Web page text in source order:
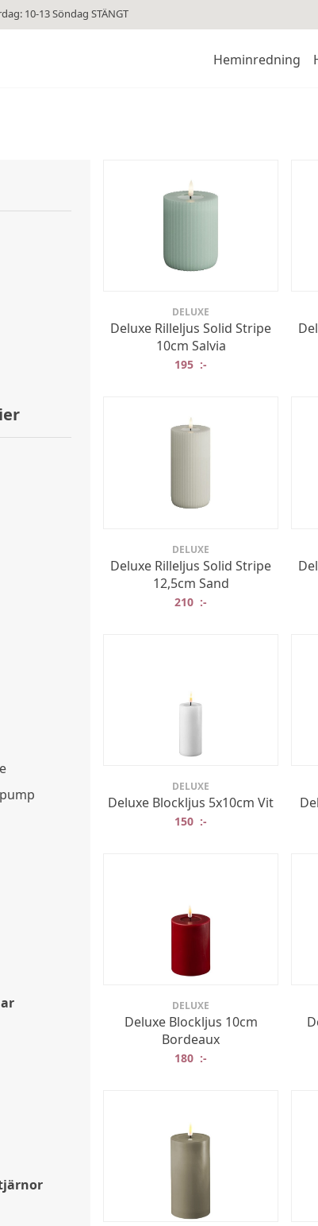
10-13 Söndag STÄNGT
Heminredning
DELUXE
Deluxe Rilleljus Solid Stripe
10cm Salvia
195 :-
DELUXE
Deluxe Rilleljus Solid Stripe
12,5cm Sand
210 :-
DELUXE
Deluxe Blockljus 5x10cm Vit
150 :-
DELUXE
Deluxe Blockljus 10cm
Bordeaux
180 :-